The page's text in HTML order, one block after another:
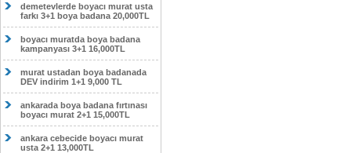
demetevlerde boyacı murat usta
farkı 3+1 boya badana 20,000TL
boyacı muratda boya badana
kampanyası 3+1 16,000TL
murat ustadan boya badanada
DEV indirim 1+1 9,000 TL
ankarada boya badana fırtınası
boyacı murat 2+1 15,000TL
ankara cebecide boyacı murat
usta 2+1 13,000TL